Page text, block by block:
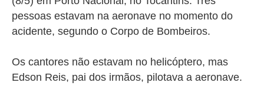
pessoas estavam na aeronave no momento do
acidente, segundo o Corpo de Bombeiros.
Os cantores não estavam no helicóptero, mas
Edson Reis, pai dos irmãos, pilotava a aeronave.